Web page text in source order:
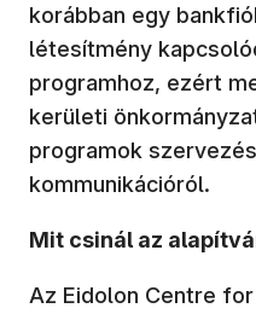
korábban egy
létesítmény
programhoz, ezért
kerületi
programok
kommunikációról.
Mit csinál az
Az Eidolon Centre